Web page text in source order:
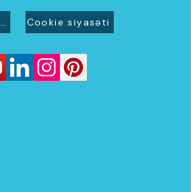
Gizlilik Siyasəti Cookie siyasəti